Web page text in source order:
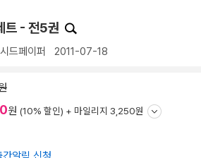
트 - 전5권
시드페이퍼 2011-07-18
원 (10% 할인) + 마일리지 3,250원